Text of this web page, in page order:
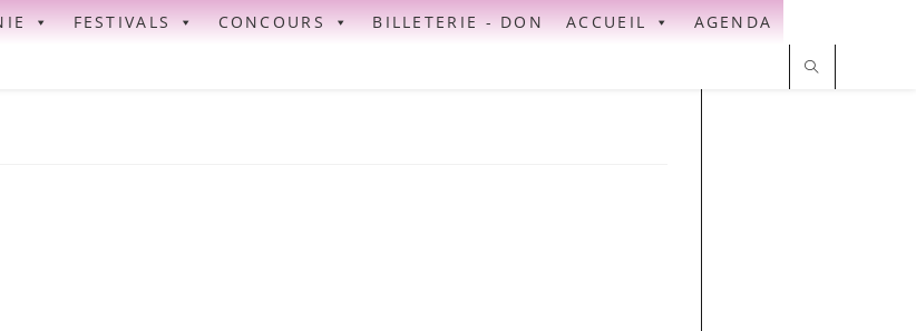
FESTIVALS CONCOURS BILLETERIE - DON ACCUEIL AGENDA